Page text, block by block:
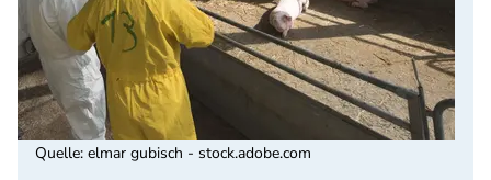
Quelle: elmar gubisch - stock.adobe.com